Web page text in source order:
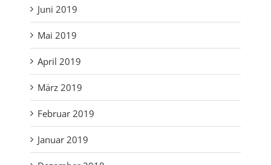
Juni 2019
Mai 2019
April 2019
März 2019
Februar 2019
Januar 2019